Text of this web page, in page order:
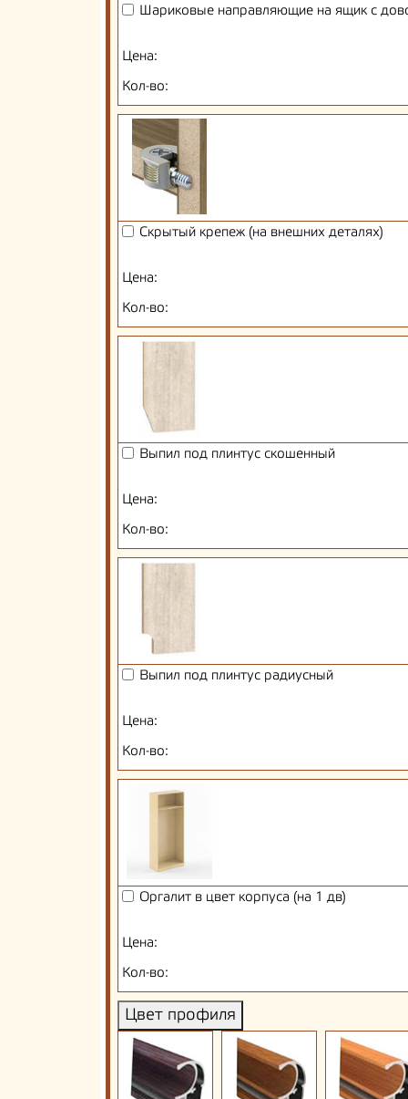
Шариковые направляющие на ящик с
Цена:
Кол-во:
Скрытый крепеж (на внешних деталях)
Цена:
Кол-во:
Выпил под плинтус скошенный
Цена:
Кол-во:
Выпил под плинтус радиусный
Цена:
Кол-во:
Оргалит в цвет корпуса (на 1 дв)
Цена:
Кол-во:
Цвет профиля